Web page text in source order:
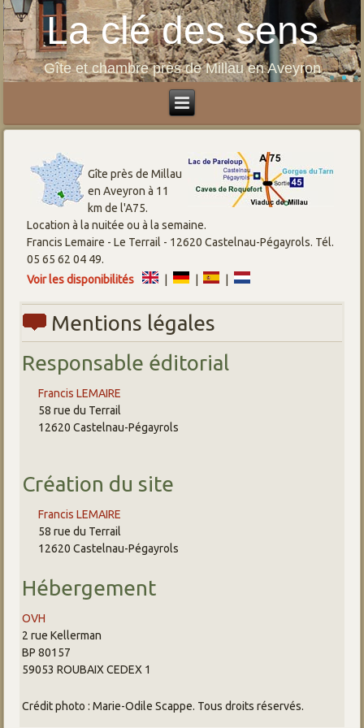
La clé des sens
Gîte et chambre près de Millau en Aveyron
Gîte près de Millau
en Aveyron à 11
km de l'A75.
Location à la nuitée ou à la semaine.
Francis Lemaire - Le Terrail - 12620 Castelnau-Pégayrols. Tél.
05 65 62 04 49.
Voir les disponibilités
Mentions légales
Responsable éditorial
Francis LEMAIRE
58 rue du Terrail
12620 Castelnau-Pégayrols
Création du site
Francis LEMAIRE
58 rue du Terrail
12620 Castelnau-Pégayrols
Hébergement
OVH
2 rue Kellerman
BP 80157
59053 ROUBAIX CEDEX 1
Crédit photo : Marie-Odile Scappe. Tous droits réservés.